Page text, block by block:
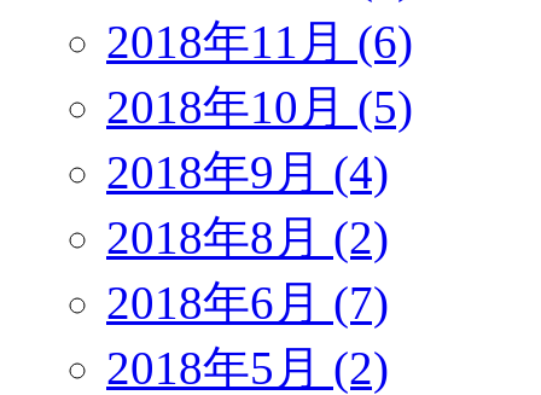
2018年11月 (6)
2018年10月 (5)
2018年9月 (4)
2018年8月 (2)
2018年6月 (7)
2018年5月 (2)